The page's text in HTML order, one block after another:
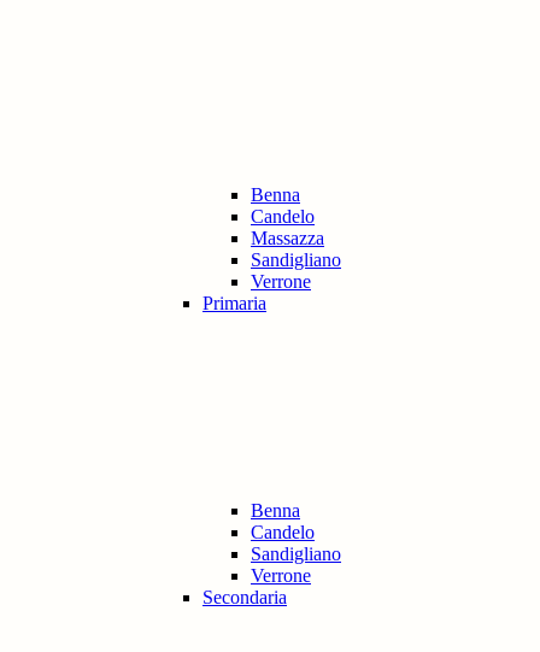
Benna
Candelo
Massazza
Sandigliano
Verrone
Primaria
Benna
Candelo
Sandigliano
Verrone
Secondaria